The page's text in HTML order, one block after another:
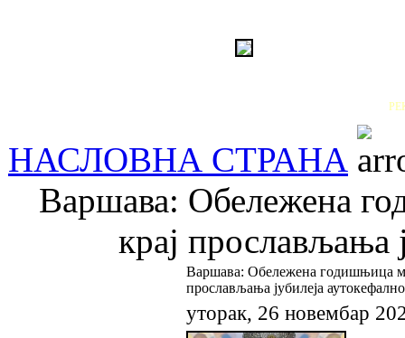
НАСЛОВНА СТРАНА
Варшава: Обележена
крај прослављања
Варшава: Обележена годишњица
прослављања јубилеја
уторак, 26 новембар